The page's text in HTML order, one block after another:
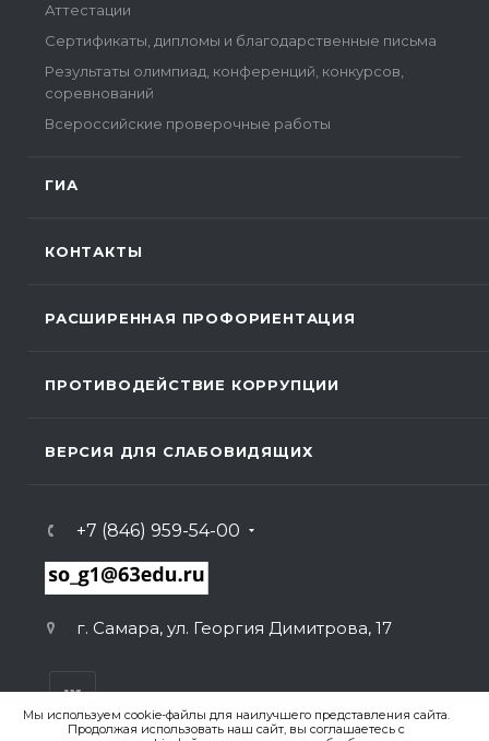
Мы используем cookie-файлы для наилучшего представления сайта.
Продолжая использовать наш сайт, вы соглашаетесь с
Аттестации
Сертификаты, дипломы и благодарственные письма
Результаты олимпиад, конференций, конкурсов,
соревнований
Всероссийские проверочные работы
ГИА
КОНТАКТЫ
РАСШИРЕННАЯ ПРОФОРИЕНТАЦИЯ
ПРОТИВОДЕЙСТВИЕ КОРРУПЦИИ
ВЕРСИЯ ДЛЯ СЛАБОВИДЯЩИХ
+7 (846) 959-54-00
г. Самара, ул. Георгия Димитрова, 17